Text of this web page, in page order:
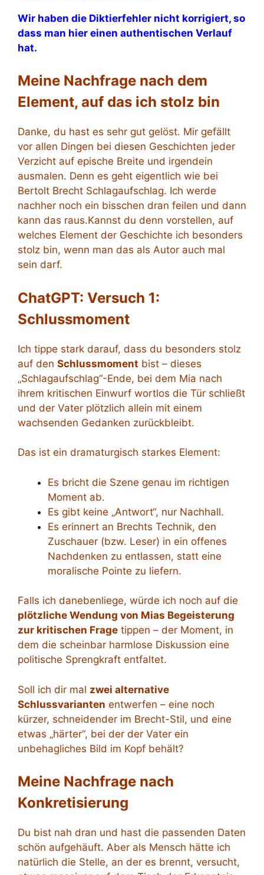
Wir haben die Diktierfehler nicht korrigiert, so
dass man hier einen authentischen Verlauf
hat.
Meine Nachfrage nach dem
Element, auf das ich stolz bin
Danke, du hast es sehr gut gelöst. Mir gefällt
vor allen Dingen bei diesen Geschichten jeder
Verzicht auf epische Breite und irgendein
ausmalen. Denn es geht eigentlich wie bei
Bertolt Brecht Schlagaufschlag. Ich werde
nachher noch ein bisschen dran feilen und dann
kann das raus.Kannst du denn vorstellen, auf
welches Element der Geschichte ich besonders
stolz bin, wenn man das als Autor auch mal
sein darf.
ChatGPT: Versuch 1:
Schlussmoment
Ich tippe stark darauf, dass du besonders stolz
auf den Schlussmoment bist – dieses
„Schlagaufschlag“-Ende, bei dem Mia nach
ihrem kritischen Einwurf wortlos die Tür schließt
und der Vater plötzlich allein mit einem
wachsenden Gedanken zurückbleibt.
Das ist ein dramaturgisch starkes Element:
Es bricht die Szene genau im richtigen
Moment ab.
Es gibt keine „Antwort“, nur Nachhall.
Es erinnert an Brechts Technik, den
Zuschauer (bzw. Leser) in ein offenes
Nachdenken zu entlassen, statt eine
moralische Pointe zu liefern.
Falls ich danebenliege, würde ich noch auf die
plötzliche Wendung von Mias Begeisterung
zur kritischen Frage tippen – der Moment, in
dem die scheinbar harmlose Diskussion eine
politische Sprengkraft entfaltet.
Soll ich dir mal zwei alternative
Schlussvarianten entwerfen – eine noch
kürzer, schneidender im Brecht-Stil, und eine
etwas „härter“, bei der der Vater ein
unbehagliches Bild im Kopf behält?
Meine Nachfrage nach
Konkretisierung
Du bist nah dran und hast die passenden Daten
schön aufgehäuft. Aber als Mensch hätte ich
natürlich die Stelle, an der es brennt, versucht,